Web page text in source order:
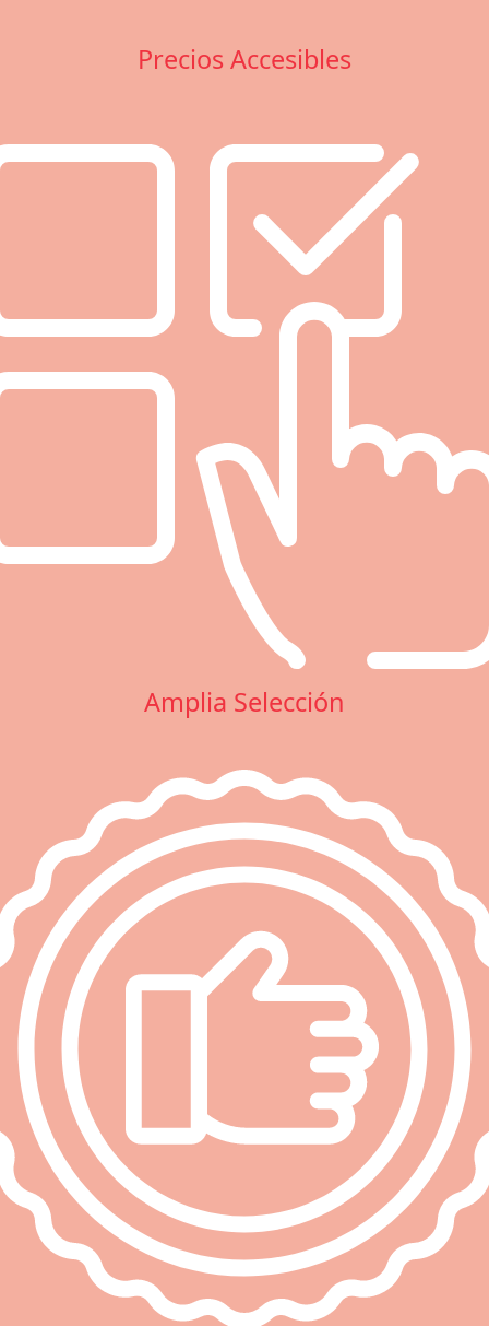
Precios Accesibles
Amplia Selección